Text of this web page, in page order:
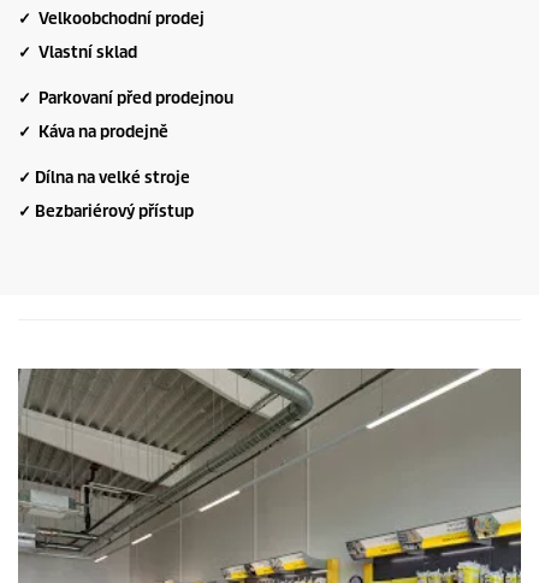
✓ Velkoobchodní prodej
✓ Vlastní sklad
✓ Parkovaní před prodejnou
✓ Káva na prodejně
✓ Dílna na velké stroje
✓ Bezbariérový přístup